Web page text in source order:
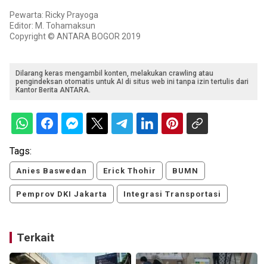
Pewarta: Ricky Prayoga
Editor: M. Tohamaksun
Copyright © ANTARA BOGOR 2019
Dilarang keras mengambil konten, melakukan crawling atau
pengindeksan otomatis untuk AI di situs web ini tanpa izin tertulis dari
Kantor Berita ANTARA.
Tags:
Anies Baswedan Erick Thohir BUMN
Pemprov DKI Jakarta Integrasi Transportasi
Terkait